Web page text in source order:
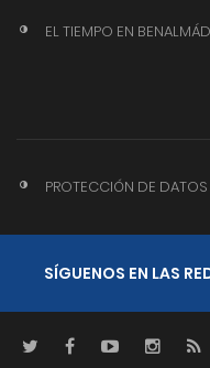
EL TIEMPO EN
PROTECCIÓN DE DATOS
SÍGUENOS EN LAS